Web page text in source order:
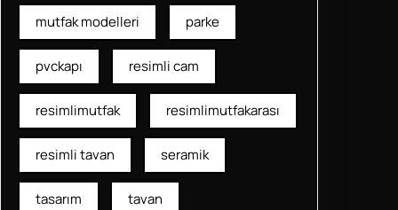
mutfak modelleri parke
pvckapı resimli cam
resimlimutfak resimlimutfakarası
resimli tavan seramik
tasarım tavan